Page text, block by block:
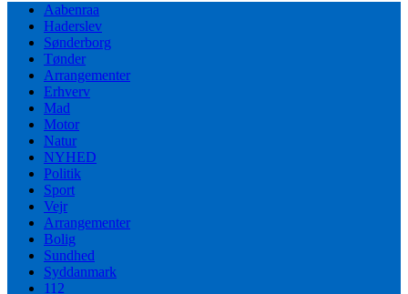
Aabenraa
Haderslev
Sønderborg
Tønder
Arrangementer
Erhverv
Mad
Motor
Natur
NYHED
Politik
Sport
Vejr
Arrangementer
Bolig
Sundhed
Syddanmark
112